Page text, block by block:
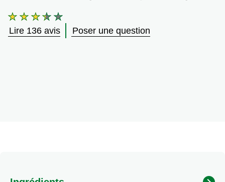
La
note
moyenne
Lire 136 avis Poser une question